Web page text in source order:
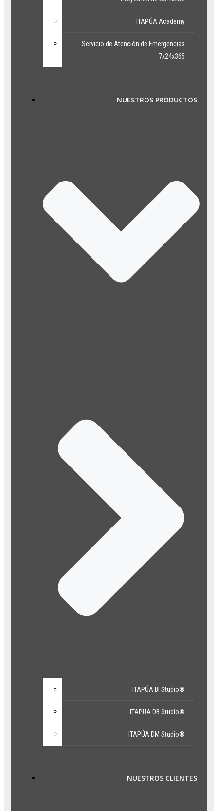
ITAPÚA Academy
Servicio de Atención de Emergencias
7x24x365
NUESTROS PRODUCTOS
ITAPÚA BI Studio®
ITAPÚA DB Studio®
ITAPÚA DM Studio®
NUESTROS CLIENTES